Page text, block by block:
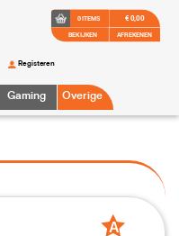
Gaming Overige
Registeren
0 ITEMS
BEKIJKEN
€ 0,00
AFREKENEN
A